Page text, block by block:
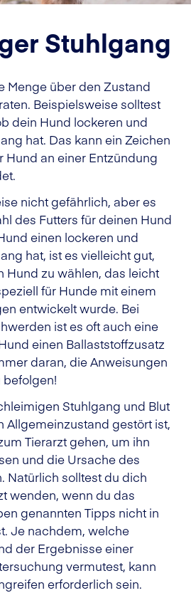
Stuhlgang
Menge über den Zustand
Beispielsweise solltest
dein Hund lockeren und
hat. Das kann ein Zeichen
Hund an einer Entzündung
nicht gefährlich, aber es
des Futters für deinen Hund
einen lockeren und
hat, ist es vielleicht gut,
Hund zu wählen, das leicht
für Hunde mit einem
entwickelt wurde. Bei
ist es oft auch eine
einen Ballaststoffzusatz
daran, die Anweisungen
befolgen!
Stuhlgang und Blut
Allgemeinzustand gestört ist,
Tierarzt gehen, um ihn
und die Ursache des
Natürlich solltest du dich
wenden, wenn du das
genannten Tipps nicht in
Je nachdem, welche
der Ergebnisse einer
vermutest, kann
erforderlich sein.